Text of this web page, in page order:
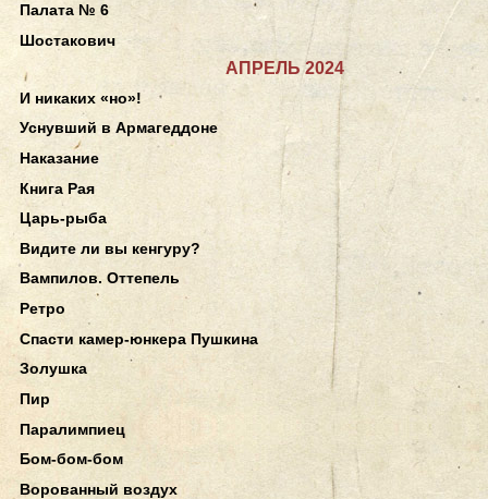
Палата № 6
Шостакович
АПРЕЛЬ 2024
И никаких «но»!
Уснувший в Армагеддоне
Наказание
Книга Рая
Царь-рыба
Видите ли вы кенгуру?
Вампилов. Оттепель
Ретро
Спасти камер-юнкера Пушкина
Золушка
Пир
Паралимпиец
Бом-бом-бом
Ворованный воздух